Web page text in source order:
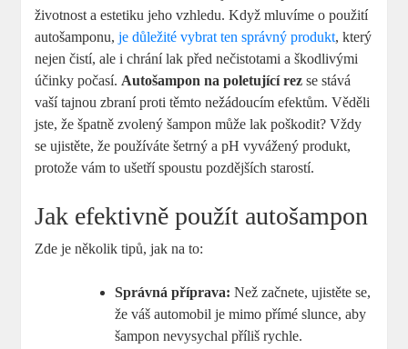
životnost a estetiku jeho vzhledu. Když mluvíme o použití
autošamponu,je důležité vybrat ten správný produkt, který
nejen čistí, ale i chrání lak před nečistotami a škodlivými
účinky počasí. Autošampon na poletující rez se stává
vaší tajnou zbraní proti těmto nežádoucím efektům. Věděli
jste, že špatně zvolený šampon může lak poškodit? Vždy
se ujistěte, že používáte šetrný a pH vyvážený produkt,
protože vám to ušetří spoustu pozdějších starostí.
Jak efektivně použít autošampon
Zde je několik tipů, jak na to:
Správná příprava: Než začnete, ujistěte se,
že váš automobil je mimo přímé slunce, aby
šampon nevysychal příliš rychle.